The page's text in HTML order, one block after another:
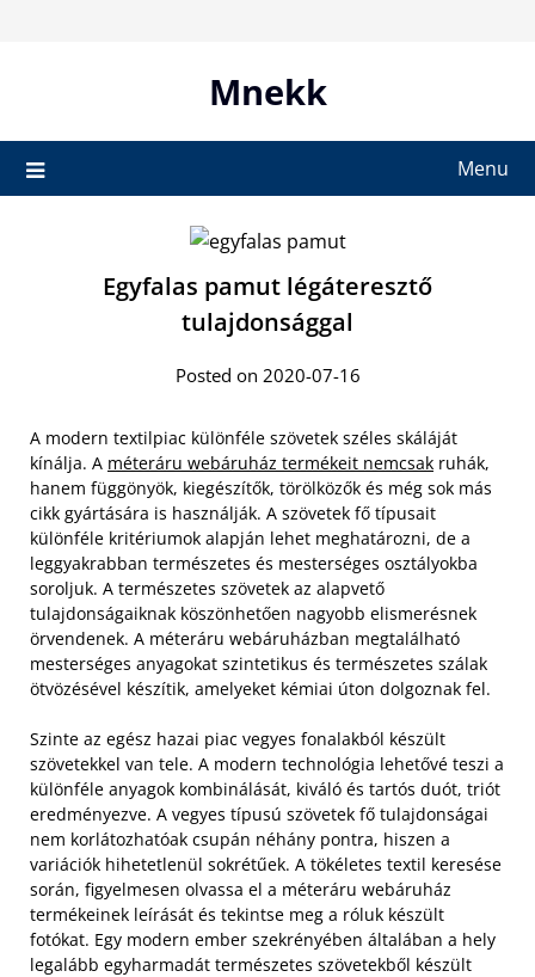
Mnekk
Menu
Egyfalas pamut légáteresztő
tulajdonsággal
Posted on 2020-07-16
A modern textilpiac különféle szövetek széles skáláját
kínálja. A méteráru webáruház termékeit nemcsak ruhák,
hanem függönyök, kiegészítők, törölközők és még sok más
cikk gyártására is használják. A szövetek fő típusait
különféle kritériumok alapján lehet meghatározni, de a
leggyakrabban természetes és mesterséges osztályokba
soroljuk. A természetes szövetek az alapvető
tulajdonságaiknak köszönhetően nagyobb elismerésnek
örvendenek. A méteráru webáruházban megtalálható
mesterséges anyagokat szintetikus és természetes szálak
ötvözésével készítik, amelyeket kémiai úton dolgoznak fel.
Szinte az egész hazai piac vegyes fonalakból készült
szövetekkel van tele. A modern technológia lehetővé teszi a
különféle anyagok kombinálását, kiváló és tartós duót, triót
eredményezve. A vegyes típusú szövetek fő tulajdonságai
nem korlátozhatóak csupán néhány pontra, hiszen a
variációk hihetetlenül sokrétűek. A tökéletes textil keresése
során, figyelmesen olvassa el a méteráru webáruház
termékeinek leírását és tekintse meg a róluk készült
fotókat. Egy modern ember szekrényében általában a hely
legalább egyharmadát természetes szövetekből készült